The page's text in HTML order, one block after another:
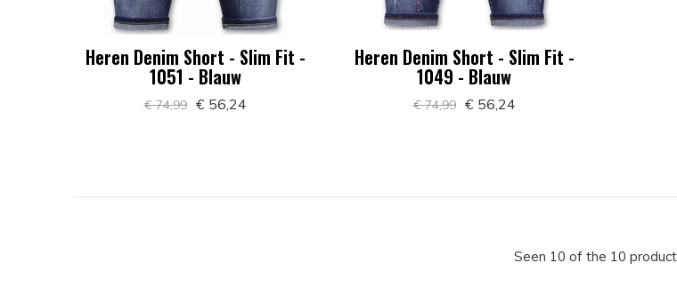
Heren Denim Short - Slim Fit -
1051 - Blauw
€ 74,99 € 56,24
Heren Denim Short - Slim Fit -
1049 - Blauw
€ 74,99 € 56,24
Seen 10 of the 10